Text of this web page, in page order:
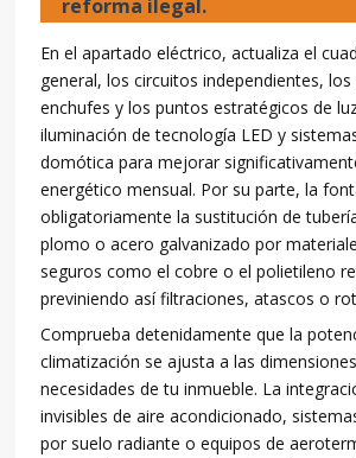
reforma ilegal.
En el apartado eléctrico, actualiza el
general, los circuitos independientes,
enchufes y los puntos estratégicos de
iluminación de tecnología LED y
domótica para mejorar
energético mensual. Por su parte, la
obligatoriamente la sustitución de
plomo o acero galvanizado por
seguros como el cobre o el polietileno
previniendo así filtraciones, atascos o
Comprueba detenidamente que la
climatización se ajusta a las
necesidades de tu inmueble. La
invisibles de aire acondicionado,
por suelo radiante o equipos de